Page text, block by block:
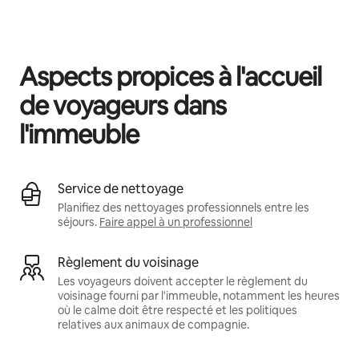
Aspects propices à l'accueil
de voyageurs dans
l'immeuble
Service de nettoyage
Planifiez des nettoyages professionnels entre les
séjours. Faire appel à un professionnel
Règlement du voisinage
Les voyageurs doivent accepter le règlement du
voisinage fourni par l'immeuble, notamment les heures
où le calme doit être respecté et les politiques
relatives aux animaux de compagnie.